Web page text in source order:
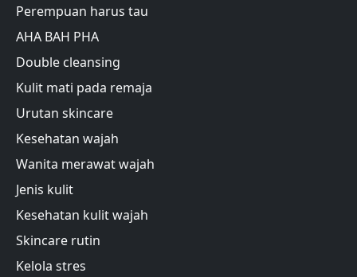
Perempuan harus tau
AHA BAH PHA
Double cleansing
Kulit mati pada remaja
Urutan skincare
Kesehatan wajah
Wanita merawat wajah
Jenis kulit
Kesehatan kulit wajah
Skincare rutin
Kelola stres